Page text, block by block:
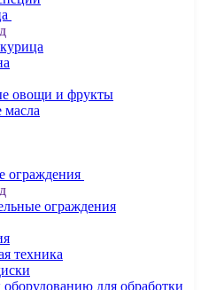
овощи и фрукты
масла
ограждения
ограждения
техника
для обработки